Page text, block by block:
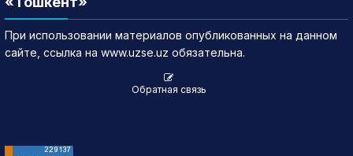
При использовании материалов опубликованных на данном
сайте, ссылка на www.uzse.uz обязательна.
Обратная связь